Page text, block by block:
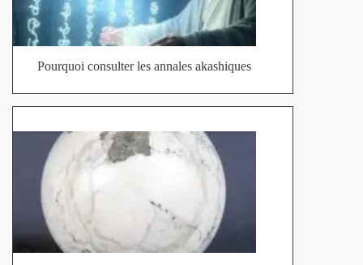
Pourquoi consulter les annales akashiques